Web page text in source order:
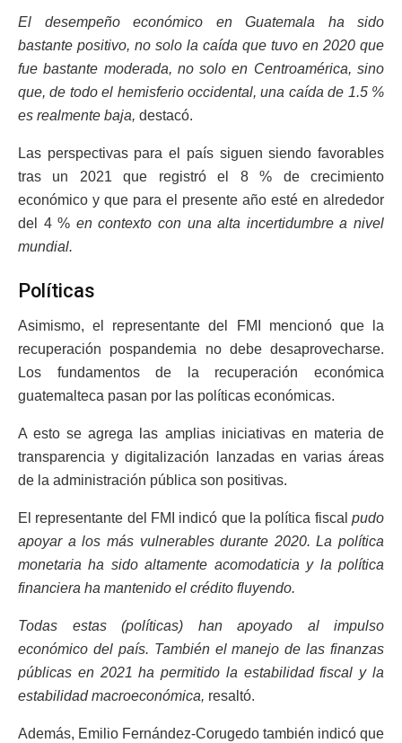
El desempeño económico en Guatemala ha sido
bastante positivo, no solo la caída que tuvo en 2020 que
fue bastante moderada, no solo en Centroamérica, sino
que, de todo el hemisferio occidental, una caída de 1.5 %
es realmente baja, destacó.
Las perspectivas para el país siguen siendo favorables
tras un 2021 que registró el 8 % de crecimiento
económico y que para el presente año esté en alrededor
del 4 % en contexto con una alta incertidumbre a nivel
mundial.
Políticas
Asimismo, el representante del FMI mencionó que la
recuperación pospandemia no debe desaprovecharse.
Los fundamentos de la recuperación económica
guatemalteca pasan por las políticas económicas.
A esto se agrega las amplias iniciativas en materia de
transparencia y digitalización lanzadas en varias áreas
de la administración pública son positivas.
El representante del FMI indicó que la política fiscal pudo
apoyar a los más vulnerables durante 2020. La política
monetaria ha sido altamente acomodaticia y la política
financiera ha mantenido el crédito fluyendo.
Todas estas (políticas) han apoyado al impulso
económico del país. También el manejo de las finanzas
públicas en 2021 ha permitido la estabilidad fiscal y la
estabilidad macroeconómica, resaltó.
Además, Emilio Fernández-Corugedo también indicó que